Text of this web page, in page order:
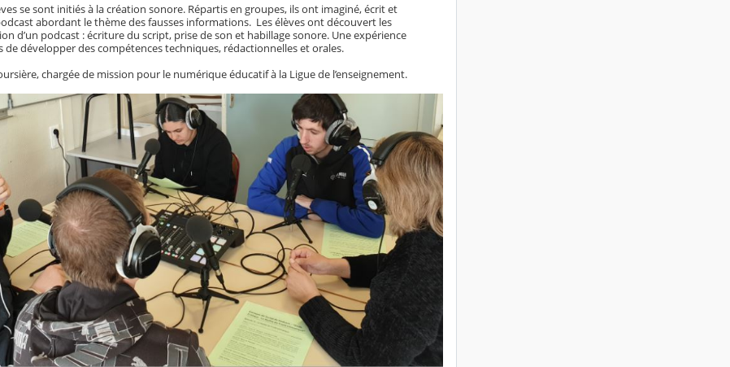
se sont initiés à la création sonore. Répartis en groupes, ils ont imaginé, écrit et
abordant le thème des fausses informations. Les élèves ont découvert les
d’un podcast : écriture du script, prise de son et habillage sonore. Une expérience
développer des compétences techniques, rédactionnelles et orales.
chargée de mission pour le numérique éducatif à la Ligue de l’enseignement.